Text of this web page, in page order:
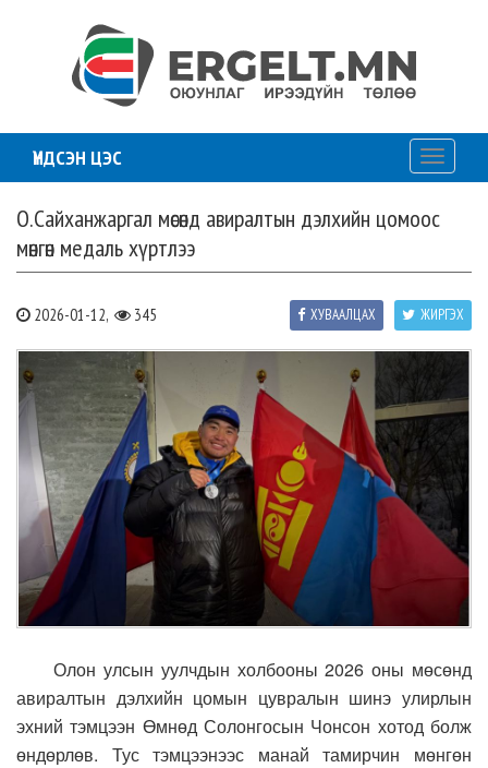
ҮНДСЭН ЦЭС
Toggle
О.Сайханжаргал мөсөнд авиралтын дэлхийн цомоос
мөнгөн медаль хүртлээ
2026-01-12, 345 ЖИРГЭХ
ХУВААЛЦАХ
Олон улсын уулчдын холбооны 2026 оны мөсөнд
авиралтын дэлхийн цомын цувралын шинэ улирлын
эхний тэмцээн Өмнөд Солонгосын Чонсон хотод болж
өндөрлөв. Тус тэмцээнээс манай тамирчин мөнгөн